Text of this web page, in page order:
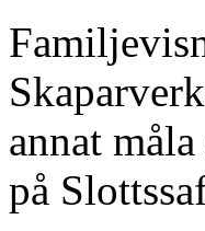
annat
på